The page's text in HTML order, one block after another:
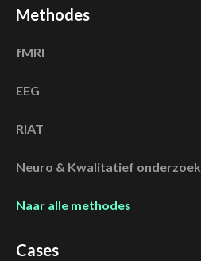
Methodes
fMRI
EEG
RIAT
Neuro & Kwalitatief onderzoek
Naar alle methodes
Cases